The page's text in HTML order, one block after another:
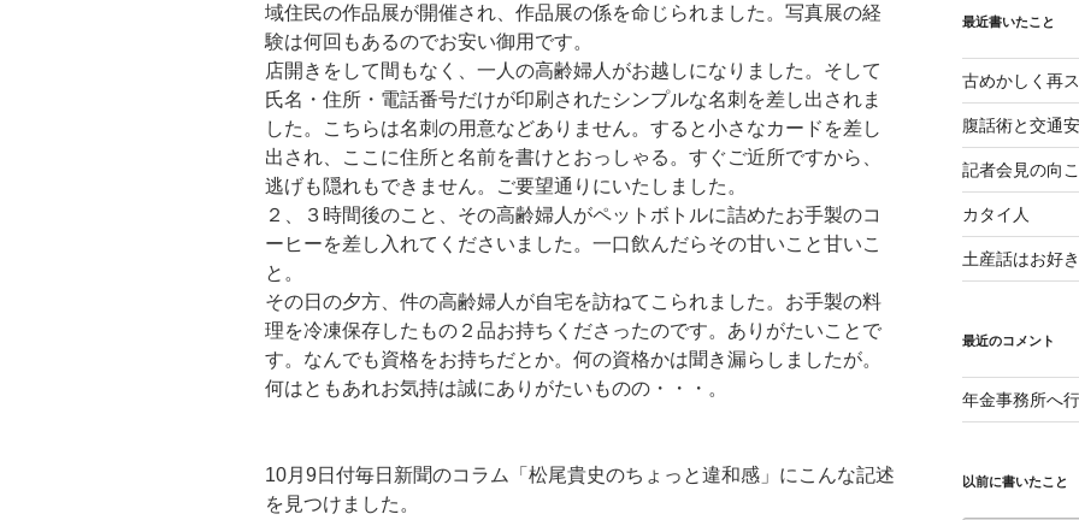
域住民の作品展が開催され、作品展の係を命じられました。写真展の経
験は何回もあるのでお安い御用です。
店開きをして間もなく、一人の高齢婦人がお越しになりました。そして
氏名・住所・電話番号だけが印刷されたシンプルな名刺を差し出されま
した。こちらは名刺の用意などありません。すると小さなカードを差し
出され、ここに住所と名前を書けとおっしゃる。すぐご近所ですから、
逃げも隠れもできません。ご要望通りにいたしました。
２、３時間後のこと、その高齢婦人がペットボトルに詰めたお手製のコ
ーヒーを差し入れてくださいました。一口飲んだらその甘いこと甘いこ
と。
その日の夕方、件の高齢婦人が自宅を訪ねてこられました。お手製の料
理を冷凍保存したもの２品お持ちくださったのです。ありがたいことで
す。なんでも資格をお持ちだとか。何の資格かは聞き漏らしましたが。
何はともあれお気持は誠にありがたいものの・・・。
10月9日付毎日新聞のコラム「松尾貴史のちょっと違和感」にこんな記述
を見つけました。
最近書いたこと
古めかしく再
腹話術と交通
記者会見の向
カタイ人
土産話はお好
最近のコメント
年金事務所へ
以前に書いたこと